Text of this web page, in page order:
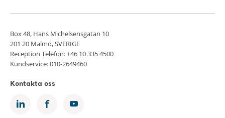
Box 48, Hans Michelsensgatan 10
201 20 Malmö, SVERIGE
Reception Telefon: +46 10 335 4500
Kundservice: 010-2649460
Kontakta oss